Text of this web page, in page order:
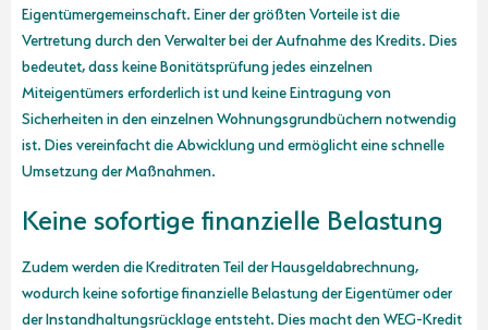
Eigentümergemeinschaft. Einer der größten Vorteile ist die
Vertretung durch den Verwalter bei der Aufnahme des Kredits. Dies
bedeutet, dass keine Bonitätsprüfung jedes einzelnen
Miteigentümers erforderlich ist und keine Eintragung von
Sicherheiten in den einzelnen Wohnungsgrundbüchern notwendig
ist. Dies vereinfacht die Abwicklung und ermöglicht eine schnelle
Umsetzung der Maßnahmen.
Keine sofortige finanzielle Belastung
Zudem werden die Kreditraten Teil der Hausgeldabrechnung,
wodurch keine sofortige finanzielle Belastung der Eigentümer oder
der Instandhaltungsrücklage entsteht. Dies macht den WEG-Kredit